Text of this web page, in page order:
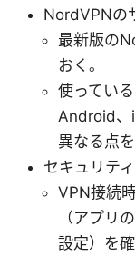
NordVPNの
最新版の
おく。
使ってい
Android、
異なる点を
セキュリテ
VPN接続
（アプリ
設定）を確